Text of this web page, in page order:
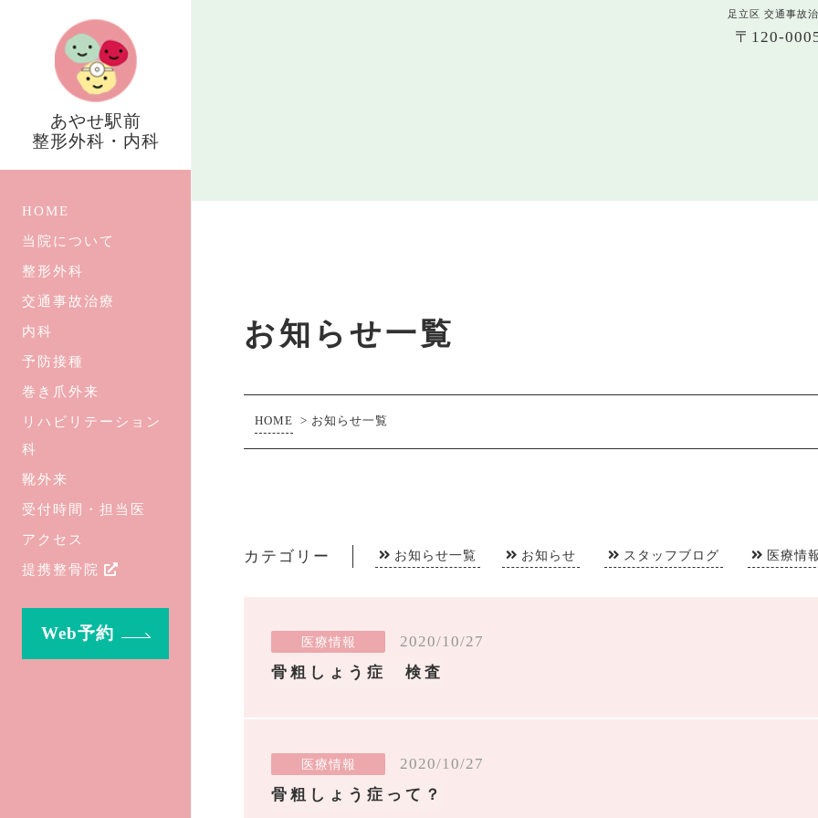
足立区 交通事故
あやせ駅前
整形外科・内科
HOME
当院について
整形外科
交通事故治療
内科
予防接種
巻き爪外来
リハビリテーション
科
靴外来
受付時間・担当医
アクセス
提携整骨院
Web予約
〒120-
お知らせ一覧
HOME > お知らせ一覧
カテゴリー お知らせ一覧 お知らせ スタッフブログ 医療情
医療情報
2020/10/27
骨粗しょう症 検査
医療情報
2020/10/27
骨粗しょう症って？